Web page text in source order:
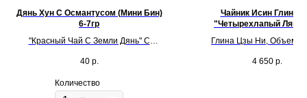
Дянь Хун С Османтусом (Мини Бин)
6-7гр
"Красный Чай С Земли Дянь" С
40 р.
Количество
Чайник Исин
"Четырехлапый
Глина Цзы Ни, Объем
4 650 р.